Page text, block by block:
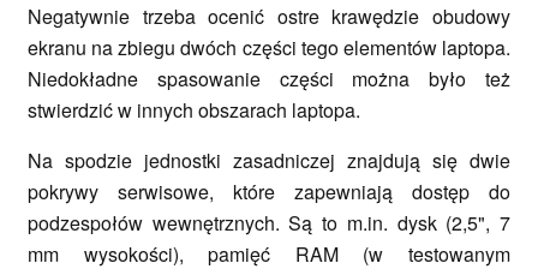
Negatywnie trzeba ocenić ostre krawędzie obudowy
ekranu na zbiegu dwóch części tego elementów laptopa.
Niedokładne spasowanie części można było też
stwierdzić w innych obszarach laptopa.
Na spodzie jednostki zasadniczej znajdują się dwie
pokrywy serwisowe, które zapewniają dostęp do
podzespołów wewnętrznych. Są to m.in. dysk (2,5", 7
mm wysokości), pamięć RAM (w testowanym